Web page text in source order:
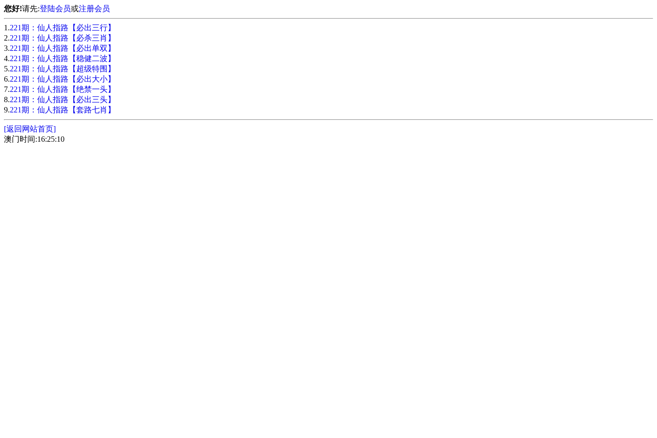
您好!请先:登陆会员或注册会员
1.221期：仙人指路【必出三行】
2.221期：仙人指路【必杀三肖】
3.221期：仙人指路【必出单双】
4.221期：仙人指路【稳健二波】
5.221期：仙人指路【超级特围】
6.221期：仙人指路【必出大小】
7.221期：仙人指路【绝禁一头】
8.221期：仙人指路【必出三头】
9.221期：仙人指路【套路七肖】
[返回网站首页]
澳门时间:16:25:10